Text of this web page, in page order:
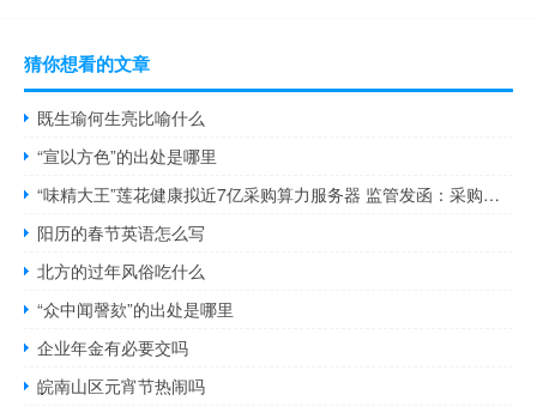
猜你想看的文章
既生瑜何生亮比喻什么
“宣以方色”的出处是哪里
“味精大王”莲花健康拟近7亿采购算力服务器 监管发函：采购金额远超可用资金规模 可行吗
阳历的春节英语怎么写
北方的过年风俗吃什么
“众中闻謦欬”的出处是哪里
企业年金有必要交吗
皖南山区元宵节热闹吗